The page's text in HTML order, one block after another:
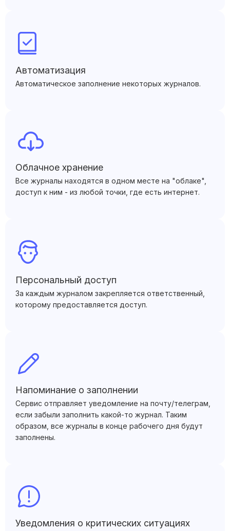
Автоматизация
Автоматическое заполнение некоторых журналов.
Облачное хранение
Все журналы находятся в одном месте на "облаке",
доступ к ним - из любой точки, где есть интернет.
Персональный доступ
За каждым журналом закрепляется ответственный,
которому предоставляется доступ.
Напоминание о заполнении
Сервис отправляет уведомление на почту/телеграм,
если забыли заполнить какой-то журнал. Таким
образом, все журналы в конце рабочего дня будут
заполнены.
Уведомления о критических ситуациях